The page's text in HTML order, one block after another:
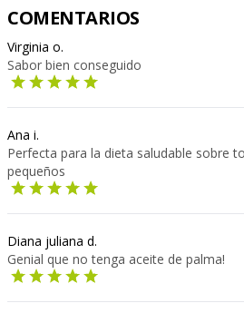
COMENTARIOS
Virginia o.
Sabor bien conseguido
Ana i.
Perfecta para la dieta saludable sobre
pequeños
Diana juliana d.
Genial que no tenga aceite de palma!